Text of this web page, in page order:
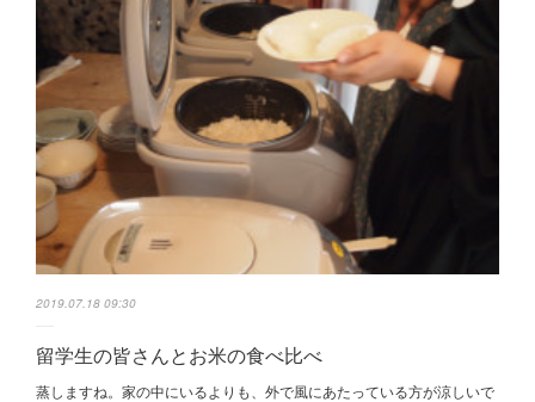
2019.07.18 09:30
留学生の皆さんとお米の食べ比べ
蒸しますね。家の中にいるよりも、外で風にあたっている方が涼しいで